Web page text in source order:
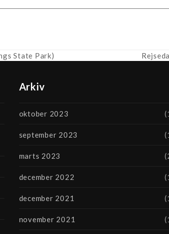
State Park)
next
Arkiv
oktober 2023
september 2023
marts 2023
december 2022
december 2021
november 2021